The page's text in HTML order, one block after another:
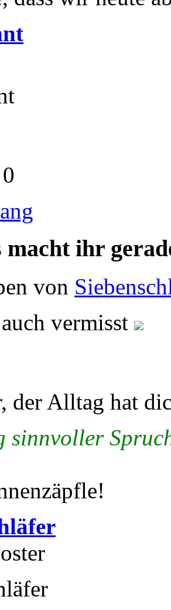
macht ihr
von
vermisst
der Alltag hat
sinnvoller